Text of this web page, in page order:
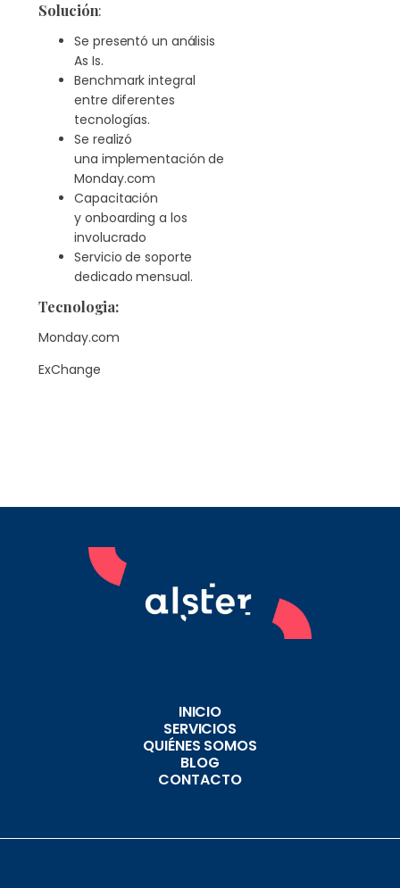
Solución:
Se presentó un análisis
As Is.
Benchmark integral
entre diferentes
tecnologías.
Se realizó
una implementación de
Monday.com
Capacitación
y onboarding a los
involucrado
Servicio de soporte
dedicado mensual.
Tecnologia:
Monday.com
ExChange
INICIO
SERVICIOS
QUIÉNES SOMOS
BLOG
CONTACTO